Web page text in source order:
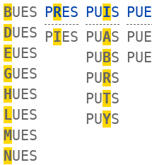
BUES
DUES
EUES
GUES
HUES
LUES
MUES
NUES
PRES
PIES
PUIS
PUAS
PUBS
PURS
PUTS
PUYS
PUE
PUE
PUE